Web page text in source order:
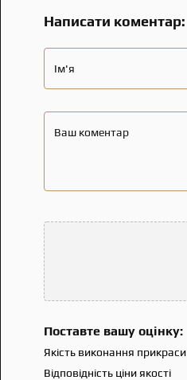
Написати коментар:
Ім'я
Ваш коментар
Поставте вашу оцінку:
Якість виконання прикраси
Відповідність ціни якості